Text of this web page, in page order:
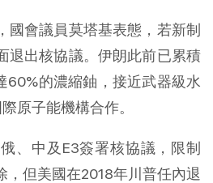
國會議員莫塔基表態，若新制
退出核協議。伊朗此前已累積
60%的濃縮鈾，接近武器級水
原子能機構合作。
、中及E3簽署核協議，限制
，但美國在2018年川普任內退